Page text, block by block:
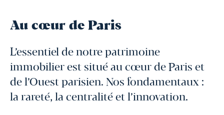
Au cœur de Paris
L’essentiel de notre patrimoine
immobilier est situé au cœur de Paris et
de l’Ouest parisien. Nos fondamentaux :
la rareté, la centralité et l’innovation.